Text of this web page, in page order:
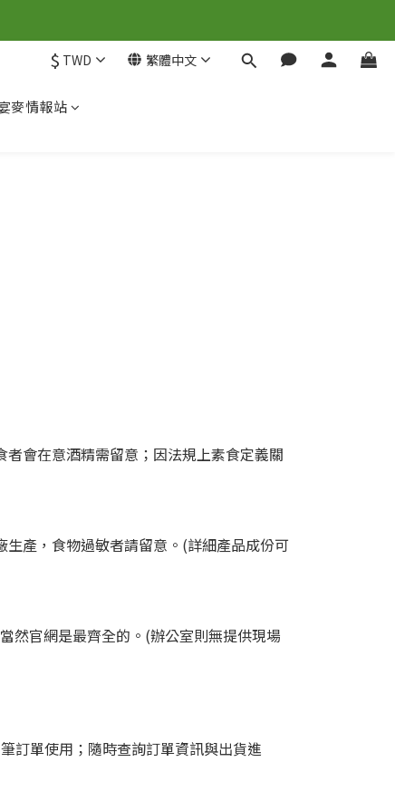
$ TWD 繁體中文
麥情報站
會在意酒精需留意；因法規上素食定義關
產，食物過敏者請留意。(詳細產品成份可
然官網是最齊全的。(辦公室則無提供現場
訂單使用；隨時查詢訂單資訊與出貨進